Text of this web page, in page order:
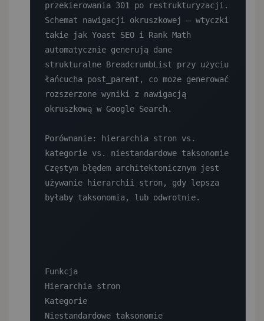
przekierowania 301 po restrukturyzacji.
Schemat nawigacji okruszkowej — wtyczki
takie jak Yoast SEO i Rank Math
automatycznie generują dane
strukturalne BreadcrumbList przy użyciu
łańcucha post_parent, co może generować
rozszerzone wyniki z nawigacją
okruszkową w Google Search.
Porównanie: hierarchia stron vs.
kategorie vs. niestandardowe taksonomie
Częstym błędem architektonicznym jest
używanie hierarchii stron, gdy lepsza
byłaby taksonomia, lub odwrotnie.
Funkcja
Hierarchia stron
Kategorie
Niestandardowe taksonomie